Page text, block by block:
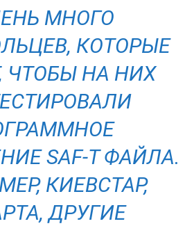
МНОГО
КОТОРЫЕ
ЧТОБЫ НА НИХ
SAF-T ФАЙЛА.
КИЕВСТАР,
ДРУГИЕ